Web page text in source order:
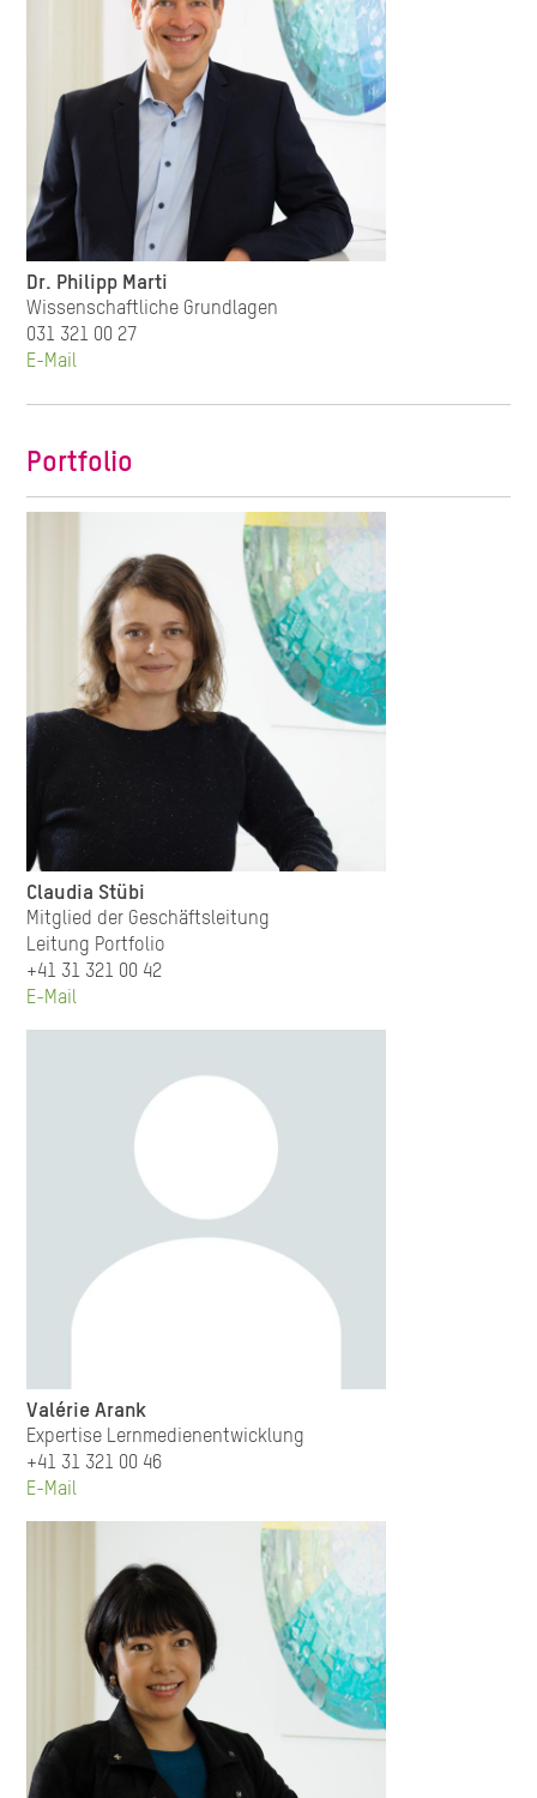
Dr. Philipp Marti
Wissenschaftliche Grundlagen
031 321 00 27
E-Mail
Portfolio
Claudia Stübi
Mitglied der Geschäftsleitung
Leitung Portfolio
+41 31 321 00 42
E-Mail
Valérie Arank
Expertise Lernmedienentwicklung
+41 31 321 00 46
E-Mail